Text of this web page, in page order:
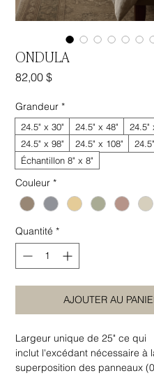
ONDULA
82,00 $Prix
Grandeur *
24.5" x 30" 24.5" x 48"
24.5"
24.5" x 98"
24.5" x 108"
Échantillon 8" x 8"
Couleur *
Quantité *
AJOUTER AU
Largeur unique de 25" ce qui
inclut l'excédant nécessaire à
superposition des panneaux